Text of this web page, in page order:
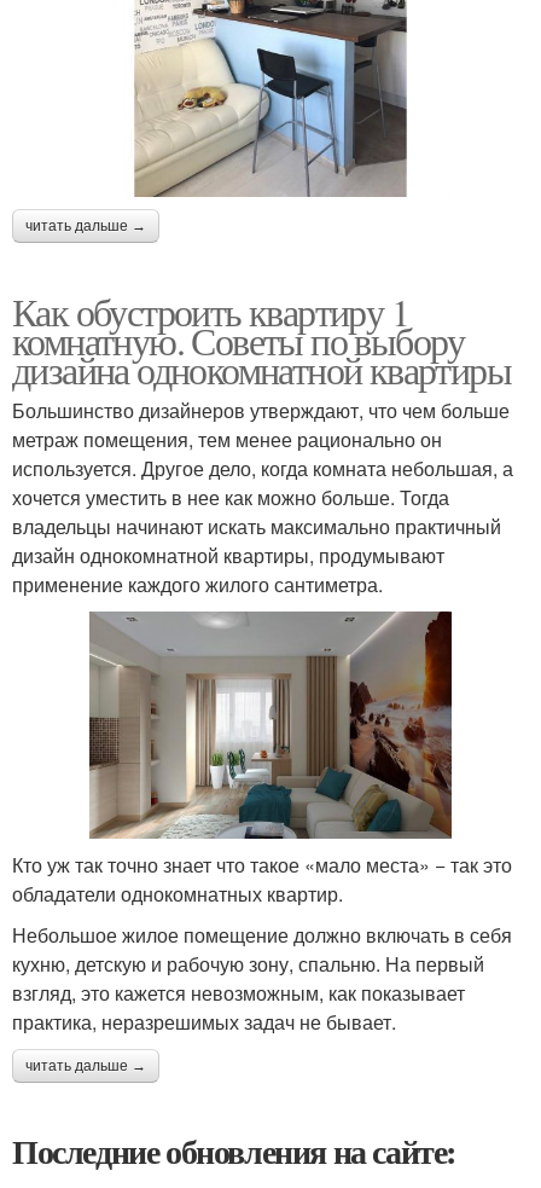
читать дальше →
Как обустроить квартиру 1
комнатную. Советы по выбору
дизайна однокомнатной квартиры
Большинство дизайнеров утверждают, что чем больше
метраж помещения, тем менее рационально он
используется. Другое дело, когда комната небольшая, а
хочется уместить в нее как можно больше. Тогда
владельцы начинают искать максимально практичный
дизайн однокомнатной квартиры, продумывают
применение каждого жилого сантиметра.
Кто уж так точно знает что такое «мало места» − так это
обладатели однокомнатных квартир.
Небольшое жилое помещение должно включать в себя
кухню, детскую и рабочую зону, спальню. На первый
взгляд, это кажется невозможным, как показывает
практика, неразрешимых задач не бывает.
читать дальше →
Последние обновления на сайте: